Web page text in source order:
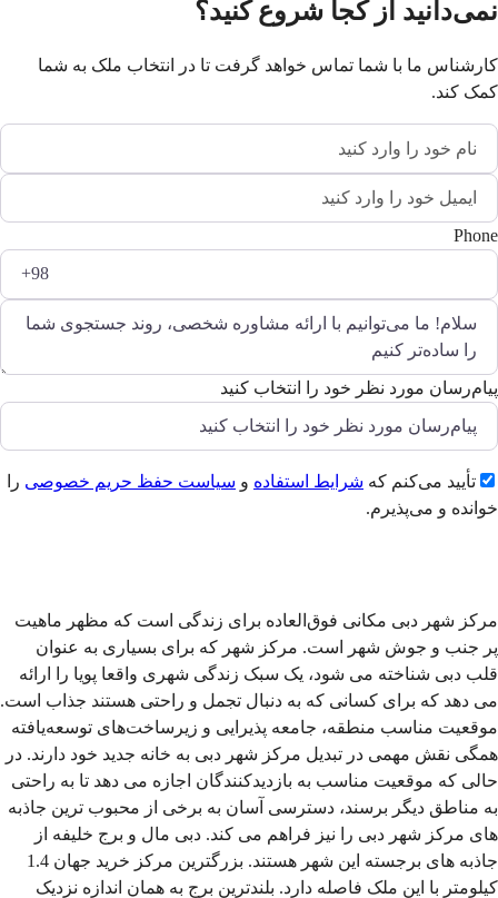
نمی‌دانید از کجا شروع کنید؟
کارشناس ما با شما تماس خواهد گرفت تا در انتخاب ملک به شما
کمک کند.
Phone
پیام‌رسان مورد نظر خود را انتخاب کنید
تأیید می‌کنم که شرایط استفاده و سیاست حفظ حریم خصوصی را
خوانده و می‌پذیرم.
مرکز شهر دبی مکانی فوق‌العاده برای زندگی است که مظهر ماهیت
پر جنب و جوش شهر است. مرکز شهر که برای بسیاری به عنوان
قلب دبی شناخته می شود، یک سبک زندگی شهری واقعا پویا را ارائه
می دهد که برای کسانی که به دنبال تجمل و راحتی هستند جذاب است.
موقعیت مناسب منطقه، جامعه پذیرایی و زیرساخت‌های توسعه‌یافته
همگی نقش مهمی در تبدیل مرکز شهر دبی به خانه جدید خود دارند. در
حالی که موقعیت مناسب به بازدیدکنندگان اجازه می دهد تا به راحتی
به مناطق دیگر برسند، دسترسی آسان به برخی از محبوب ترین جاذبه
های مرکز شهر دبی را نیز فراهم می کند. دبی مال و برج خلیفه از
جاذبه های برجسته این شهر هستند. بزرگترین مرکز خرید جهان 1.4
کیلومتر با این ملک فاصله دارد. بلندترین برج به همان اندازه نزدیک